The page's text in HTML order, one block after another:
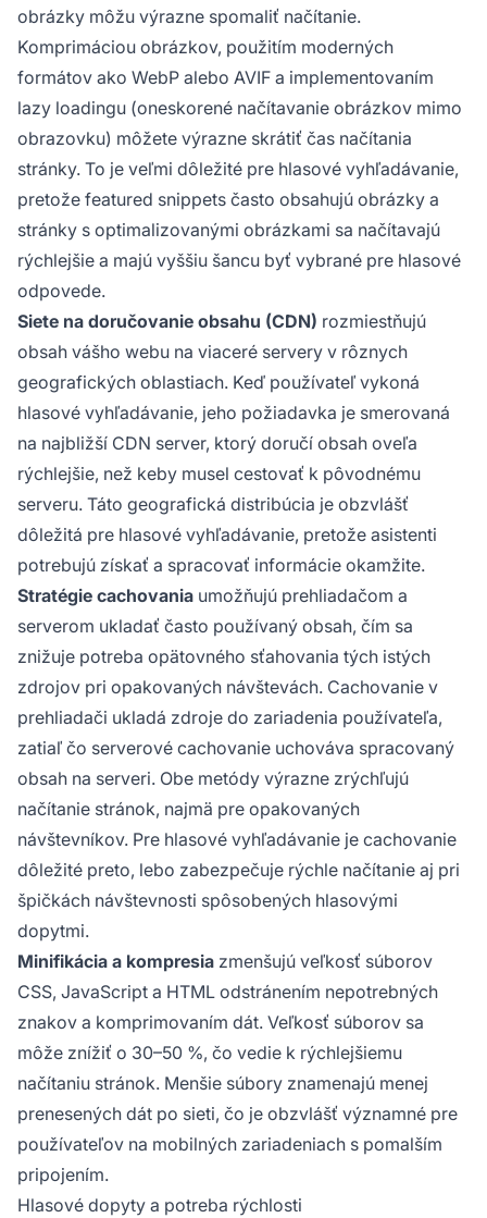
obrázky môžu výrazne spomaliť načítanie.
Komprimáciou obrázkov, použitím moderných
formátov ako WebP alebo AVIF a implementovaním
lazy loadingu (oneskorené načítavanie obrázkov mimo
obrazovku) môžete výrazne skrátiť čas načítania
stránky. To je veľmi dôležité pre hlasové vyhľadávanie,
pretože featured snippets často obsahujú obrázky a
stránky s optimalizovanými obrázkami sa načítavajú
rýchlejšie a majú vyššiu šancu byť vybrané pre hlasové
odpovede.
Siete na doručovanie obsahu (CDN) rozmiestňujú
obsah vášho webu na viaceré servery v rôznych
geografických oblastiach. Keď používateľ vykoná
hlasové vyhľadávanie, jeho požiadavka je smerovaná
na najbližší CDN server, ktorý doručí obsah oveľa
rýchlejšie, než keby musel cestovať k pôvodnému
serveru. Táto geografická distribúcia je obzvlášť
dôležitá pre hlasové vyhľadávanie, pretože asistenti
potrebujú získať a spracovať informácie okamžite.
Stratégie cachovania umožňujú prehliadačom a
serverom ukladať často používaný obsah, čím sa
znižuje potreba opätovného sťahovania tých istých
zdrojov pri opakovaných návštevách. Cachovanie v
prehliadači ukladá zdroje do zariadenia používateľa,
zatiaľ čo serverové cachovanie uchováva spracovaný
obsah na serveri. Obe metódy výrazne zrýchľujú
načítanie stránok, najmä pre opakovaných
návštevníkov. Pre hlasové vyhľadávanie je cachovanie
dôležité preto, lebo zabezpečuje rýchle načítanie aj pri
špičkách návštevnosti spôsobených hlasovými
dopytmi.
Minifikácia a kompresia zmenšujú veľkosť súborov
CSS, JavaScript a HTML odstránením nepotrebných
znakov a komprimovaním dát. Veľkosť súborov sa
môže znížiť o 30–50 %, čo vedie k rýchlejšiemu
načítaniu stránok. Menšie súbory znamenajú menej
prenesených dát po sieti, čo je obzvlášť významné pre
používateľov na mobilných zariadeniach s pomalším
pripojením.
Hlasové dopyty a potreba rýchlosti